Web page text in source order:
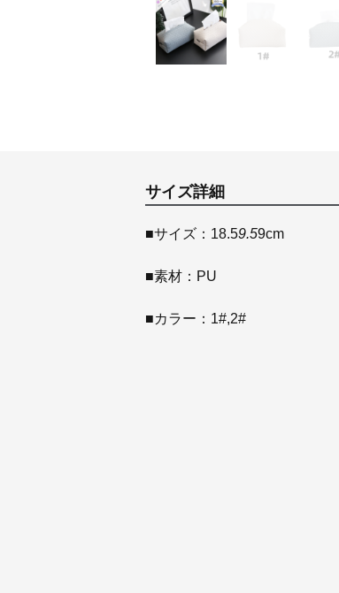
サイズ詳細
■サイズ：18.59.59cm
■素材：PU
■カラー：1#,2#